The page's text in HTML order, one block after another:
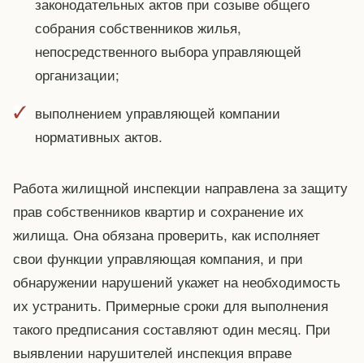
собрания собственников жилья,
непосредственного выбора управляющей
организации;
выполнением управляющей компании
нормативных актов.
Работа жилищной инспекции направлена за защиту
прав собственников квартир и сохранение их
жилища. Она обязана проверить, как исполняет
свои функции управляющая компания, и при
обнаружении нарушений укажет на необходимость
их устранить. Примерные сроки для выполнения
такого предписания составляют один месяц. При
выявлении нарушителей инспекция вправе